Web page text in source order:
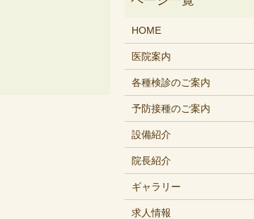
HOME
医院案内
各種検診のご案内
予防接種のご案内
設備紹介
院長紹介
ギャラリー
求人情報